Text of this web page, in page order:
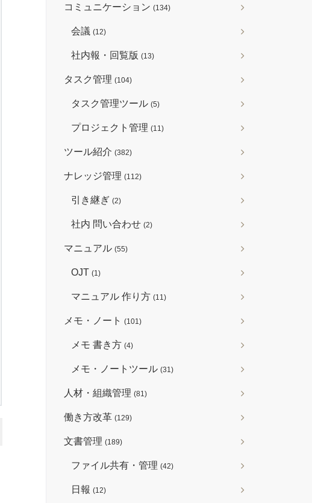
コミュニケーション (134)
会議 (12)
社内報・回覧版 (13)
タスク管理 (104)
タスク管理ツール (5)
プロジェクト管理 (11)
ツール紹介 (382)
ナレッジ管理 (112)
引き継ぎ (2)
社内 問い合わせ (2)
マニュアル (55)
OJT (1)
マニュアル 作り方 (11)
メモ・ノート (101)
メモ 書き方 (4)
メモ・ノートツール (31)
人材・組織管理 (81)
働き方改革 (129)
文書管理 (189)
ファイル共有・管理 (42)
日報 (12)